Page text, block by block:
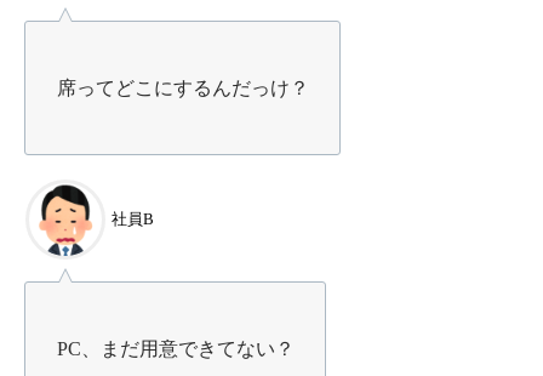
席ってどこにするんだっけ？
社員B
PC、まだ用意できてない？